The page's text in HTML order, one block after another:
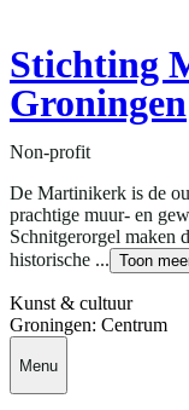
Stichting
Groningen
Non-profit
De Martinikerk is de
prachtige muur- en
Schnitgerorgel maken
historische ... Toon
Kunst & cultuur
Groningen: Centrum
Menu